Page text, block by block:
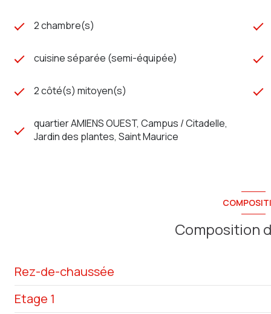
2 chambre(s)
cuisine séparée (semi-équipée)
2 côté(s) mitoyen(s)
quartier AMIENS OUEST, Campus / Citadelle,
Jardin des plantes, Saint Maurice
Composition
Rez-de-chaussée
cuisine
Etage 1